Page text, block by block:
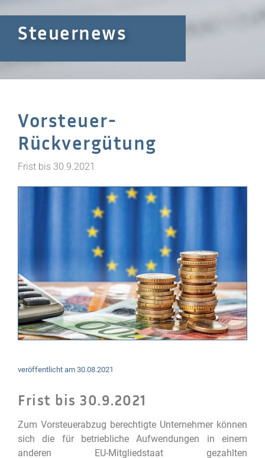
Steuernews
Vorsteuer-
Rückvergütung
Frist bis 30.9.2021
veröffentlicht am 30.08.2021
Frist bis 30.9.2021
Zum Vorsteuerabzug berechtigte Unternehmer können
sich die für betriebliche Aufwendungen in einem
anderen EU-Mitgliedstaat gezahlten